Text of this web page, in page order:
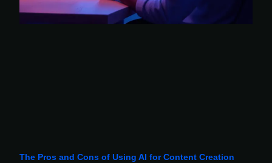
The Pros and Cons of Using AI for Content Creation